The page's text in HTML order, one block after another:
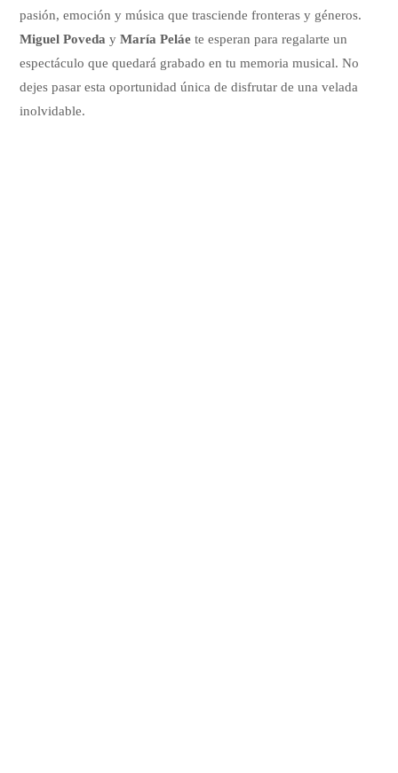
pasión, emoción y música que trasciende fronteras y géneros.
Miguel Poveda yMaría Peláe te esperan para regalarte un
espectáculo que quedará grabado en tu memoria musical. No
dejes pasar esta oportunidad única de disfrutar de una velada
inolvidable.